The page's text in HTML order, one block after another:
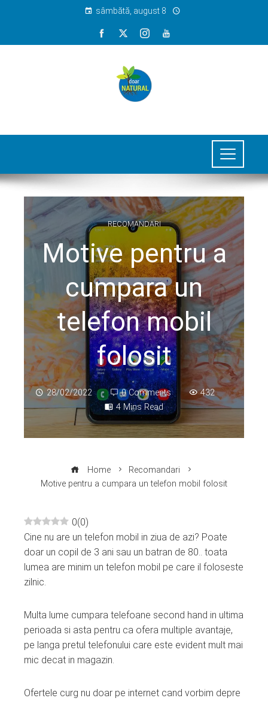
sâmbătă, august 8
RECOMANDARI
Motive pentru a
cumpara un
telefon mobil
folosit
28/02/2022 0 Comments
432
4 Mins Read
Home
Recomandari
Motive pentru a cumpara un telefon mobil folosit
0(0)
Cine nu are un telefon mobil in ziua de azi? Poate
doar un copil de 3 ani sau un batran de 80.. toata
lumea are minim un telefon mobil pe care il foloseste
zilnic.
Multa lume cumpara telefoane second hand in ultima
perioada si asta pentru ca ofera multiple avantaje,
pe langa pretul telefonului care este evident mult mai
mic decat in magazin.
Ofertele curg nu doar pe internet cand vorbim depre